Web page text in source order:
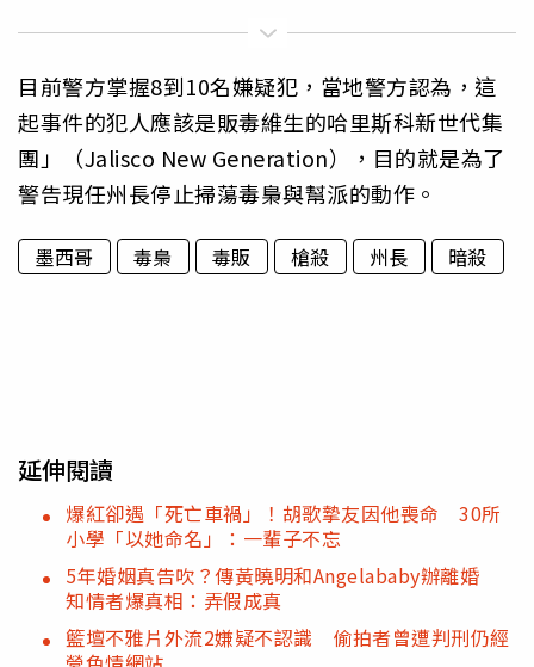
目前警方掌握8到10名嫌疑犯，當地警方認為，這
起事件的犯人應該是販毒維生的哈里斯科新世代集
團」（Jalisco New Generation），目的就是為了
警告現任州長停止掃蕩毒梟與幫派的動作。
墨西哥 毒梟 毒販 槍殺 州長 暗殺
延伸閱讀
爆紅卻遇「死亡車禍」！胡歌摯友因他喪命 30所
小學「以她命名」：一輩子不忘
5年婚姻真告吹？傳黃曉明和Angelababy辦離婚
知情者爆真相：弄假成真
籃壇不雅片外流2嫌疑不認識 偷拍者曾遭判刑仍經